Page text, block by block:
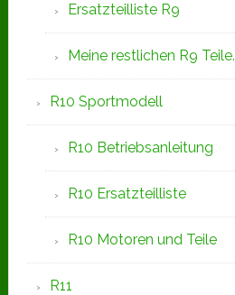
Ersatzteilliste R9
Meine restlichen R9 Teile.
R10 Sportmodell
R10 Betriebsanleitung
R10 Ersatzteilliste
R10 Motoren und Teile
R11